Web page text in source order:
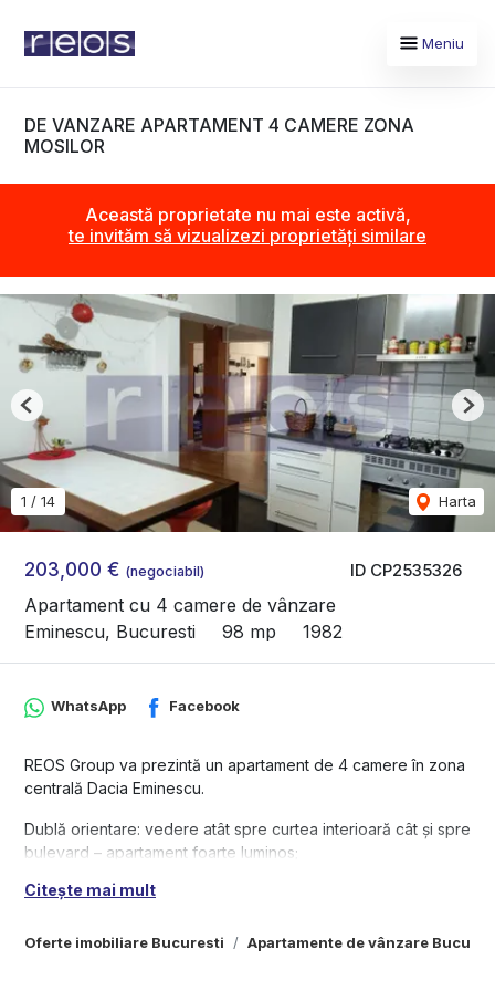
Meniu
DE VANZARE APARTAMENT 4 CAMERE ZONA
MOSILOR
Această proprietate nu mai este activă,
te invităm să vizualizezi proprietăți similare
ID CP2535326
203,000 € (negociabil)
Apartament cu 4 camere de vânzare
Eminescu, Bucuresti
98 mp 1982
1 / 14 Harta
Previous
Oferte imobiliare Bucuresti Apartamente de vânzare
WhatsApp Facebook
REOS Group va prezintă un apartament de 4 camere în zona
centrală Dacia Eminescu.
Dublă orientare: vedere atât spre curtea interioară cât și spre
bulevard – apartament foarte luminos;
detalii:Detalii imobil și bloc:
Bloc reabilitat termic, fără risc seismic;
Citește mai mult